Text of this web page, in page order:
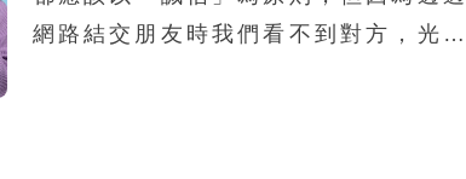
網路結交朋友時我們看不到對方，光是